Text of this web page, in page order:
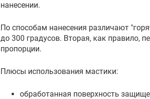
нанесении.
По способам нанесения различают
до 300 градусов. Вторая, как правило,
пропорции.
Плюсы использования мастики:
обработанная поверхность